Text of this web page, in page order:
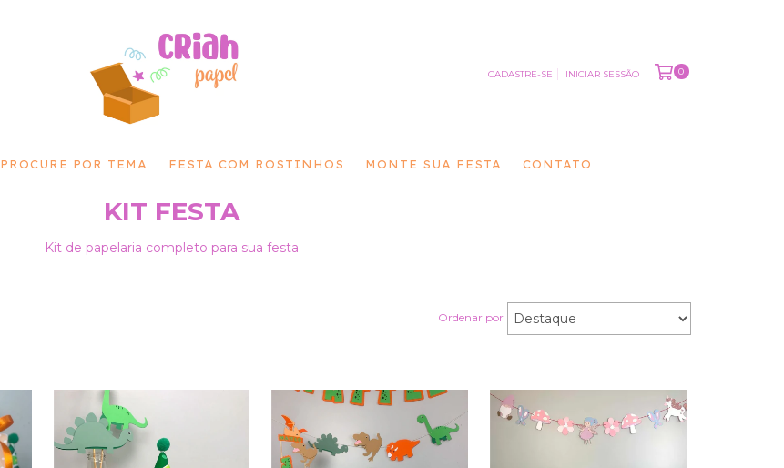
CADASTRE-SE INICIAR SESSÃO 0
PROCURE POR TEMA FESTA COM ROSTINHOS MONTE SUA FESTA CONTATO
KIT FESTA
Kit de papelaria completo para sua festa
Ordenar por